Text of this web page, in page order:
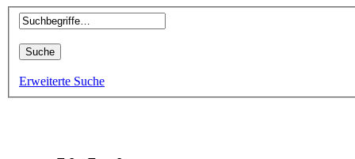
Erweiterte Suche